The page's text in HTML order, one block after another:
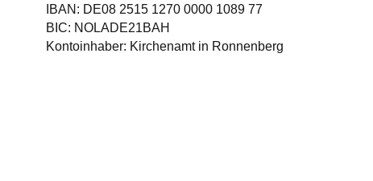
IBAN: DE08 2515 1270 0000 1089 77
BIC: NOLADE21BAH
Kontoinhaber: Kirchenamt in Ronnenberg